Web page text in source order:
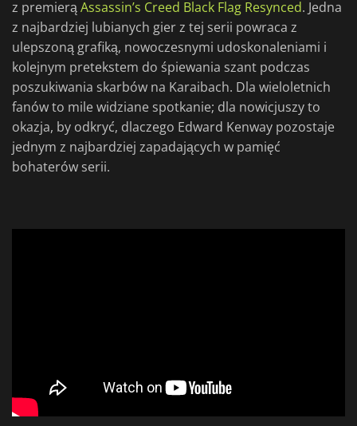
z premierąAssassin’s Creed Black Flag Resynced. Jedna
z najbardziej lubianych gier z tej serii powraca z
ulepszoną grafiką, nowoczesnymi udoskonaleniami i
kolejnym pretekstem do śpiewania szant podczas
poszukiwania skarbów na Karaibach. Dla wieloletnich
fanów to mile widziane spotkanie; dla nowicjuszy to
okazja, by odkryć, dlaczego Edward Kenway pozostaje
jednym z najbardziej zapadających w pamięć
bohaterów serii.